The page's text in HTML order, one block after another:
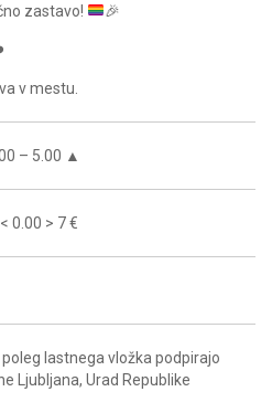
zastavo!
🎉
v mestu.
– 5.00 ▲
0.00 > 7 €
lastnega vložka podpirajo
Ljubljana, Urad Republike